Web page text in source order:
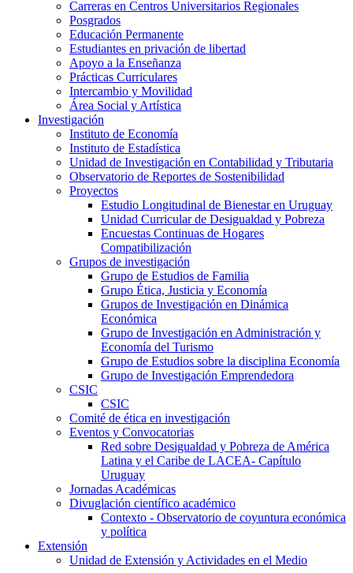
Carreras en Centros Universitarios Regionales
Posgrados
Educación Permanente
Estudiantes en privación de libertad
Apoyo a la Enseñanza
Prácticas Curriculares
Intercambio y Movilidad
Área Social y Artística
Investigación
Instituto de Economía
Instituto de Estadística
Unidad de Investigación en Contabilidad y Tributaria
Observatorio de Reportes de Sostenibilidad
Proyectos
Estudio Longitudinal de Bienestar en Uruguay
Unidad Curricular de Desigualdad y Pobreza
Encuestas Continuas de Hogares
Compatibilización
Grupos de investigación
Grupo de Estudios de Familia
Grupo Ética, Justicia y Economía
Grupos de Investigación en Dinámica
Económica
Grupo de Investigación en Administración y
Economía del Turismo
Grupo de Estudios sobre la disciplina Economía
Grupo de Investigación Emprendedora
CSIC
CSIC
Comité de ética en investigación
Eventos y Convocatorias
Red sobre Desigualdad y Pobreza de América
Latina y el Caribe de LACEA- Capítulo
Uruguay
Jornadas Académicas
Divuglación científico académico
Contexto - Observatorio de coyuntura económica
y política
Extensión
Unidad de Extensión y Actividades en el Medio